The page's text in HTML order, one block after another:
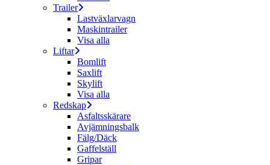
Trailer
Lastväxlarvagn
Maskintrailer
Visa alla
Liftar
Bomlift
Saxlift
Skylift
Visa alla
Redskap
Asfaltsskärare
Avjämningsbalk
Fälg/Däck
Gaffelställ
Gripar